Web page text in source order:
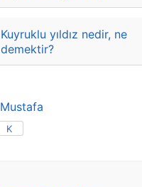
Kuyruklu yıldız nedir, ne
demektir?
Mustafa
K